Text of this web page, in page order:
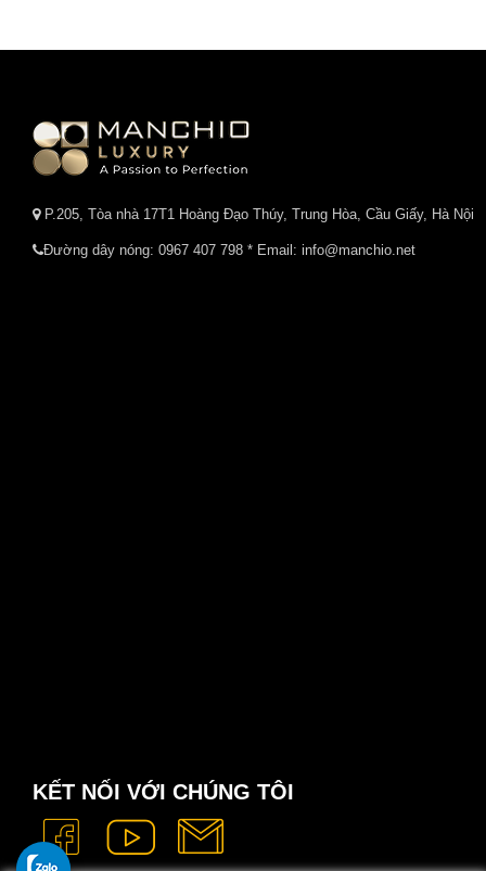
P.205, Tòa nhà 17T1 Hoàng Đạo Thúy, Trung Hòa, Cầu Giấy, Hà Nội
Đường dây nóng: 0967 407 798 * Email: info@manchio.net
KẾT NỐI VỚI CHÚNG TÔI